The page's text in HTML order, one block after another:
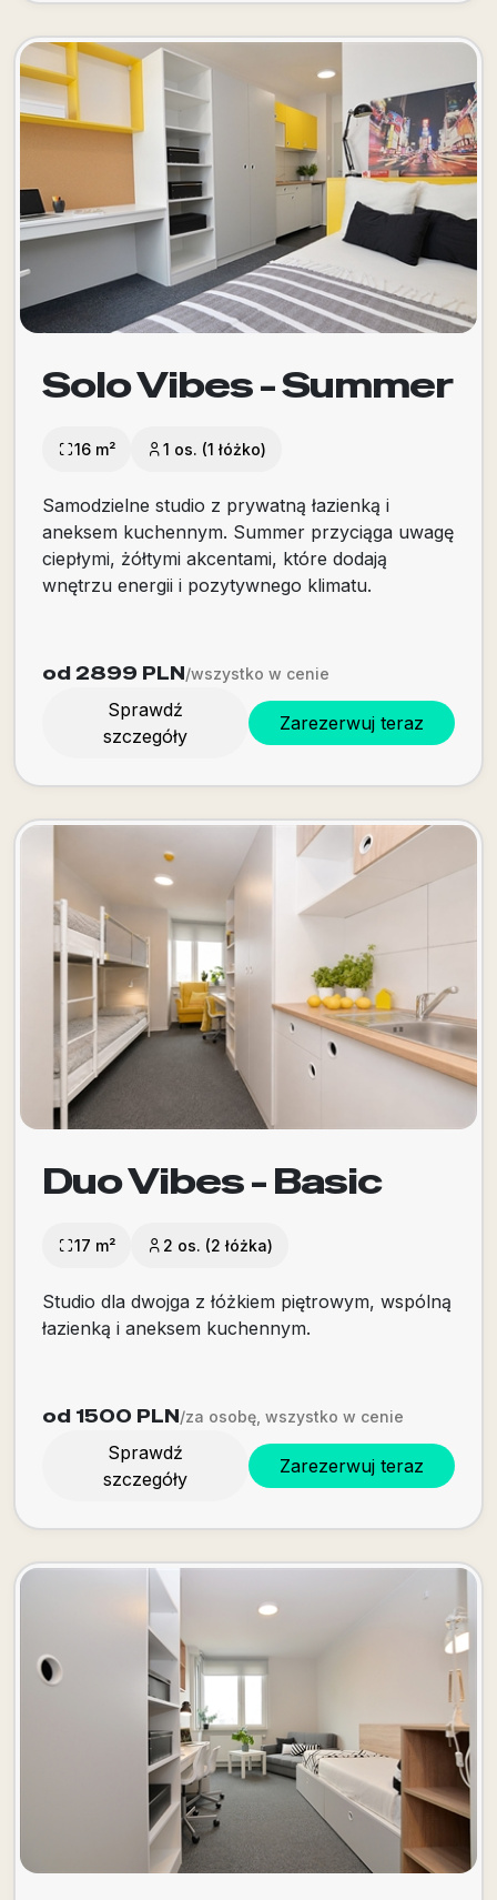
Solo Vibes - Summer
16 m² 1 os. (1 łóżko)
Samodzielne studio z prywatną łazienką i
aneksem kuchennym. Summer przyciąga uwagę
ciepłymi, żółtymi akcentami, które dodają
wnętrzu energii i pozytywnego klimatu.
od 2899 PLN/wszystko w cenie
Sprawdź
szczegóły
Zarezerwuj teraz
Duo Vibes - Basic
17 m² 2 os. (2 łóżka)
Studio dla dwojga z łóżkiem piętrowym, wspólną
łazienką i aneksem kuchennym.
od 1500 PLN/za osobę, wszystko w cenie
Sprawdź
szczegóły
Zarezerwuj teraz